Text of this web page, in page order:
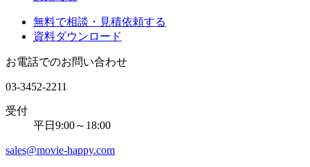
無料で相談・見積依頼する
資料ダウンロード
お電話でのお問い合わせ
03-3452-2211
受付
平日9:00～18:00
sales@movie-happy.com